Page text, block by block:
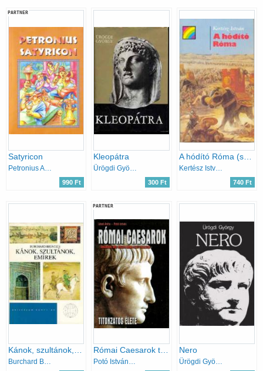
PARTNER
Satyricon
Petronius Arbiter
990 Ft
Kleopátra
Ürögdi György
300 Ft
A hódító Róma (szivárvány)
Kertész István
740 Ft
Burchard Brentjes
PARTNER
Potó István-Lévai Anita
Nero
Ürögdi György